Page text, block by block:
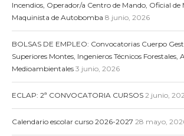
Incendios, Operador/a Centro de Mando, Oficial
Maquinista de Autobomba 8 junio, 2026
BOLSAS DE EMPLEO: Convocatorias Cuerpo
Superiores Montes, Ingenieros Técnicos Forestales,
Medioambientales 3 junio, 2026
ECLAP: 2ª CONVOCATORIA CURSOS 2 junio,
Calendario escolar curso 2026-2027 28 mayo,